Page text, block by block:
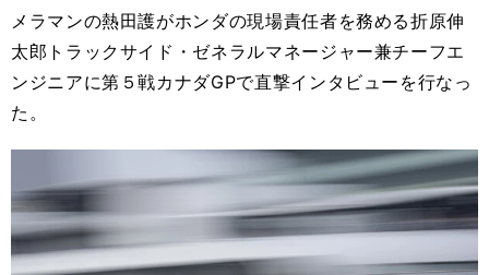
メラマンの熱田護がホンダの現場責任者を務める折原伸
太郎トラックサイド・ゼネラルマネージャー兼チーフエ
ンジニアに第５戦カナダGPで直撃インタビューを行なっ
た。